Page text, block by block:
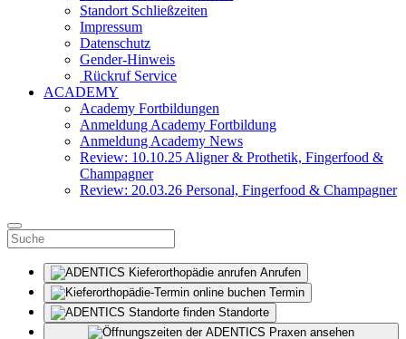
Standort Schließzeiten
Impressum
Datenschutz
Gender-Hinweis
Rückruf Service
ACADEMY
Academy Fortbildungen
Anmeldung Academy Fortbildung
Anmeldung Academy News
Review: 10.10.25 Aligner & Prothetik, Fingerfood &
Champagner
Review: 20.03.26 Personal, Fingerfood & Champagner
Anrufen
Termin
Standorte